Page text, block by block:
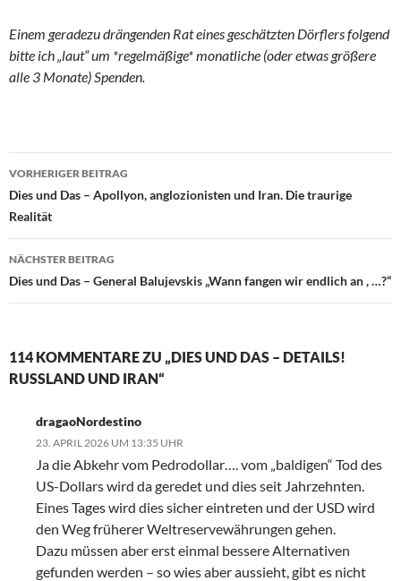
Einem geradezu drängenden Rat eines geschätzten Dörflers folgend
bitte ich „laut“ um *regelmäßige* monatliche (oder etwas größere
alle 3 Monate) Spenden.
Beitragsnavigation
VORHERIGER BEITRAG
Dies und Das – Apollyon, anglozionisten und Iran. Die traurige
Realität
NÄCHSTER BEITRAG
Dies und Das – General Balujevskis „Wann fangen wir endlich an , …?“
114 KOMMENTARE ZU „DIES UND DAS – DETAILS!
RUSSLAND UND IRAN“
dragaoNordestino
23. APRIL 2026 UM 13:35 UHR
Ja die Abkehr vom Pedrodollar…. vom „baldigen“ Tod des
US-Dollars wird da geredet und dies seit Jahrzehnten.
Eines Tages wird dies sicher eintreten und der USD wird
den Weg früherer Weltreservewährungen gehen.
Dazu müssen aber erst einmal bessere Alternativen
gefunden werden – so wies aber aussieht, gibt es nicht